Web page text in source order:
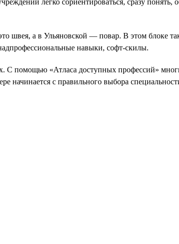
швея, а в Ульяновской — повар. В этом блоке
навыки, софт-скилы.
С помощью «Атласа доступных профессий»
начинается с правильного выбора